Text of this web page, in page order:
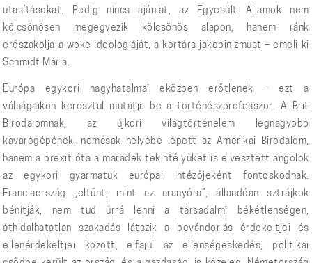
utasításokat. Pedig nincs ajánlat, az Egyesült Államok nem
kölcsönösen megegyezik kölcsönös alapon, hanem ránk
erőszakolja a woke ideológiáját, a kortárs jakobinizmust – emeli ki
Schmidt Mária.
Európa egykori nagyhatalmai eközben erőtlenek – ezt a
válságaikon keresztül mutatja be a történészprofesszor. A Brit
Birodalomnak, az újkori világtörténelem legnagyobb
kavarógépének, nemcsak helyébe lépett az Amerikai Birodalom,
hanem a brexit óta a maradék tekintélyüket is elvesztett angolok
az egykori gyarmatuk európai intézőjeként fontoskodnak.
Franciaország „eltűnt, mint az aranyóra”, állandóan sztrájkok
bénítják, nem tud úrrá lenni a társadalmi békétlenségen,
áthidalhatatlan szakadás látszik a bevándorlás érdekeltjei és
ellenérdekeltjei között, elfajul az ellenségeskedés, politikai